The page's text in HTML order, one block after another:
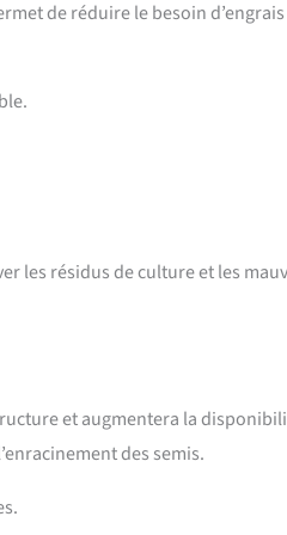
de réduire le besoin d’engrais
les résidus de culture et les
et augmentera la
des semis.